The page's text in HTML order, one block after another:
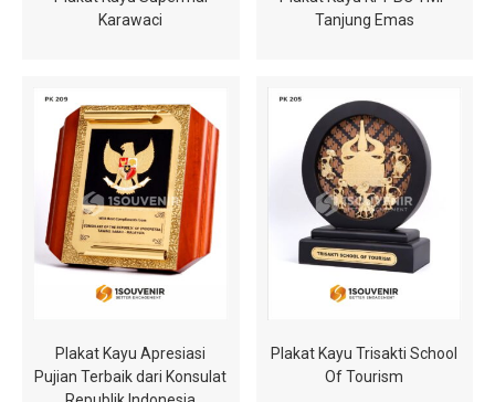
Karawaci
Tanjung Emas
Plakat Kayu Apresiasi
Pujian Terbaik dari Konsulat
Plakat Kayu Trisakti School
Of Tourism